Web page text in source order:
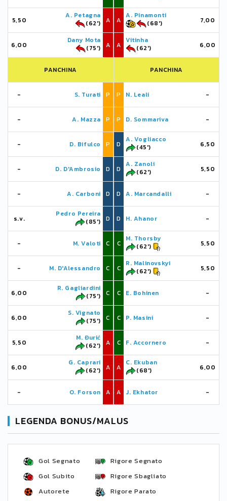
5,50
A. Petagna
(62')
A
6,00
Dany Mota
(75')
A
PANCHINA
- S. Turati P
- A. Mazza P
- D. Bifulco P
- D. D'Ambrosio D
- A. Carboni D
s.v.
Pedro Pereira
(85')
D
- M. Valoti C
- M. D'Alessandro C
6,00
R. Gagliardini
(75')
C
6,00
S. Vignato
(75')
C
5,50
M. Đurić
(62')
A
6,00
G. Caprari
(62')
A
- O. Forson A
A
A. Pinamonti
(68')
7,00
A
Vitinha
(62')
6,00
PANCHINA
P N. Leali -
P D. Sommariva -
D
A. Vogliacco
(45')
6,50
D
A. Zanoli
(62')
5,50
D A. Marcandalli -
D H. Ahanor -
C
M. Thorsby
(62')
5,50
C
R. Malinovskyi
(62')
5,50
C E. Bohinen -
C P. Masini -
C F. Accornero -
A
C. Ekuban
(68')
6,00
A J. Ekhator -
LEGENDA BONUS/MALUS
Gol Segnato
Gol Subito
Autorete
Rigore Segnato
Rigore Sbagliato
Rigore Parato